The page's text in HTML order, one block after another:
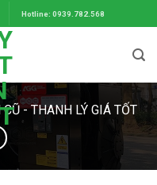
Hotline: 0939.782.568
- THANH LÝ GIÁ TỐT